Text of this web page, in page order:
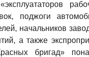
поджоги
начальников
а также
бригад»